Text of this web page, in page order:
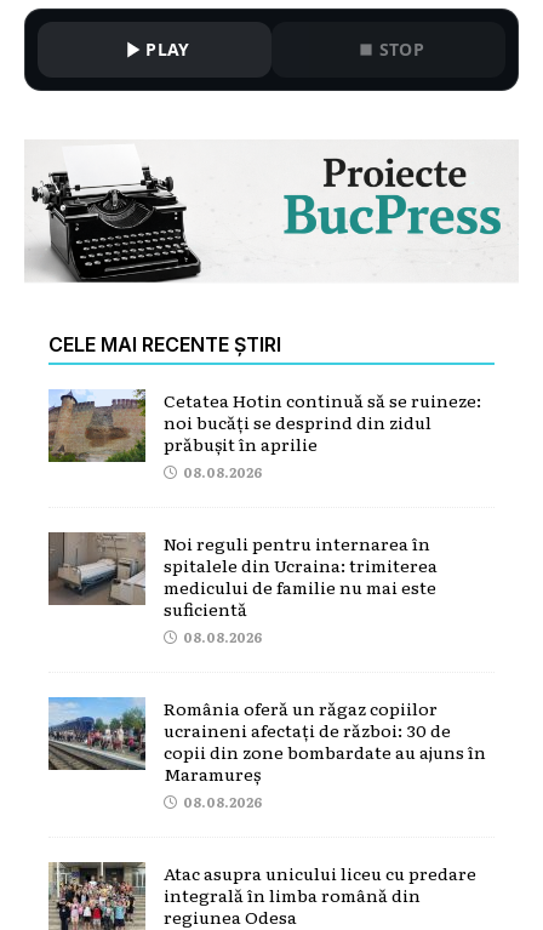
PLAY STOP
CELE MAI RECENTE ȘTIRI
Cetatea Hotin continuă să se ruineze:
noi bucăți se desprind din zidul
prăbușit în aprilie
08.08.2026
Noi reguli pentru internarea în
spitalele din Ucraina: trimiterea
medicului de familie nu mai este
suficientă
08.08.2026
România oferă un răgaz copiilor
ucraineni afectați de război: 30 de
copii din zone bombardate au ajuns în
Maramureș
08.08.2026
Atac asupra unicului liceu cu predare
integrală în limba română din
regiunea Odesa